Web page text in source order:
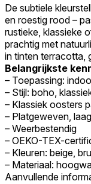
De subtiele
en roestig rood –
rustieke, klassieke
prachtig met
in tinten terracotta,
Belangrijkste
– Toepassing:
– Stijl: boho,
– Klassiek oosters
– Platgeweven,
– Weerbestendig
– OEKO-TEX-
– Kleuren: beige,
– Materiaal:
Aanvullende